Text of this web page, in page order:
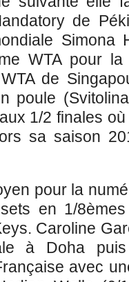
de
Simona
WTA pour
de
poule
1/2 finales
sa saison
pour la
en 1/
Caroline
à Doha
avec